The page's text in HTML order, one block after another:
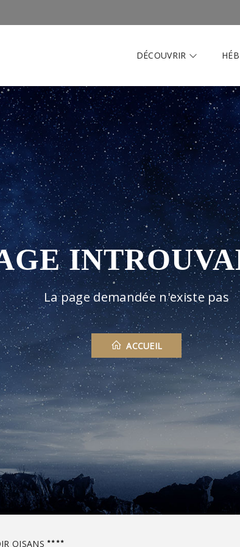
DÉCOUVRIR
La page demandée n'existe pas
ACCUEIL
OISANS